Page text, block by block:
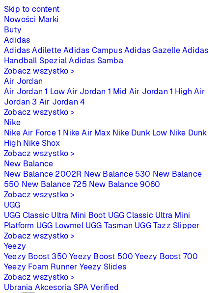
Skip to content
Nowości Marki
Buty
Adidas
Adidas Adilette Adidas Campus Adidas Gazelle Adidas
Handball Spezial Adidas Samba
Zobacz wszystko >
Air Jordan
Air Jordan 1 Low Air Jordan 1 Mid Air Jordan 1 High Air
Jordan 3 Air Jordan 4
Zobacz wszystko >
Nike
Nike Air Force 1 Nike Air Max Nike Dunk Low Nike Dunk
High Nike Shox
Zobacz wszystko >
New Balance
New Balance 2002R New Balance 530 New Balance
550 New Balance 725 New Balance 9060
Zobacz wszystko >
UGG
UGG Classic Ultra Mini Boot UGG Classic Ultra Mini
Platform UGG Lowmel UGG Tasman UGG Tazz Slipper
Zobacz wszystko >
Yeezy
Yeezy Boost 350 Yeezy Boost 500 Yeezy Boost 700
Yeezy Foam Runner Yeezy Slides
Zobacz wszystko >
Ubrania Akcesoria SPAVerified